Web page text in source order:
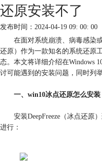
还原安装不了
发布时间：2024-04-19 09: 00: 00
在面对系统崩溃、病毒感染或
还原）作为一款知名的系统还原
态。本文将详细介绍在Windows
讨可能遇到的安装问题，同时列
一、win10冰点还原怎么安装
安装DeepFreeze（冰点还原）
进行：